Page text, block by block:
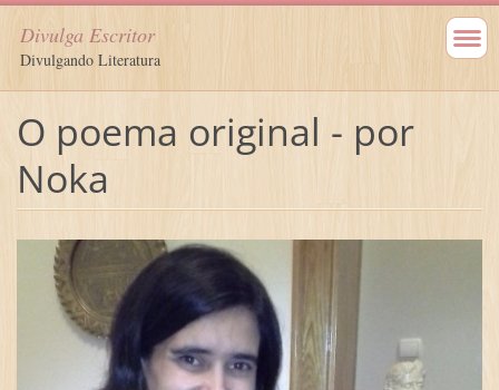
Divulga Escritor
Divulgando Literatura
O poema original - por
Noka